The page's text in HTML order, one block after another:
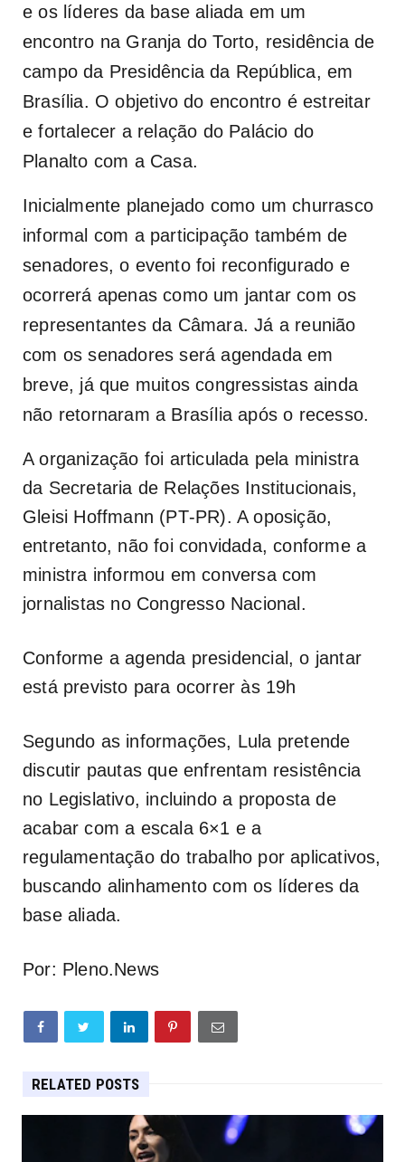
e os líderes da base aliada em um
encontro na Granja do Torto, residência de
campo da Presidência da República, em
Brasília. O objetivo do encontro é estreitar
e fortalecer a relação do Palácio do
Planalto com a Casa.
Inicialmente planejado como um churrasco
informal com a participação também de
senadores, o evento foi reconfigurado e
ocorrerá apenas como um jantar com os
representantes da Câmara. Já a reunião
com os senadores será agendada em
breve, já que muitos congressistas ainda
não retornaram a Brasília após o recesso.
A organização foi articulada pela ministra
da Secretaria de Relações Institucionais,
Gleisi Hoffmann (PT‑PR). A oposição,
entretanto, não foi convidada, conforme a
ministra informou em conversa com
jornalistas no Congresso Nacional.
Conforme a agenda presidencial, o jantar
está previsto para ocorrer às 19h
Segundo as informações, Lula pretende
discutir pautas que enfrentam resistência
no Legislativo, incluindo a proposta de
acabar com a escala 6×1 e a
regulamentação do trabalho por aplicativos,
buscando alinhamento com os líderes da
base aliada.
Por: Pleno.News
RELATED POSTS